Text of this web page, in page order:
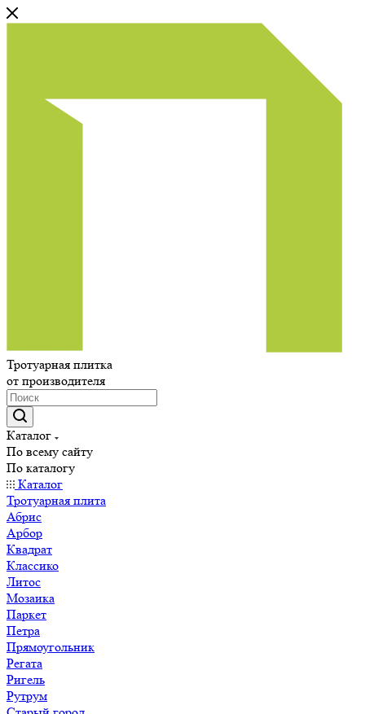
Тротуарная плитка
от производителя
Каталог
По всему сайту
По каталогу
Каталог
Тротуарная плита
Абрис
Арбор
Квадрат
Классико
Литос
Мозаика
Паркет
Петра
Прямоугольник
Регата
Ригель
Рутрум